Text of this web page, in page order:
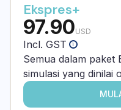
Ekspres+
97.90USD
Incl. GST i
Semua dalam paket
simulasi yang dinilai